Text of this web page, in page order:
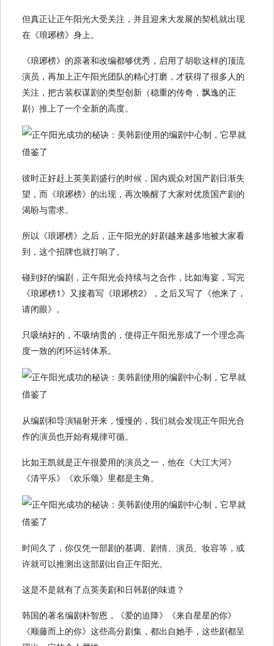
但真正让正午阳光大受关注，并且迎来大发展的契机就出现
在《琅琊榜》身上。
《琅琊榜》的原著和改编都够优秀，启用了胡歌这样的顶流
演员，再加上正午阳光团队的精心打磨，才获得了很多人的
关注，把古装权谋剧的类型创新（稳重的传奇，飘逸的正
剧）推上了一个全新的高度。
彼时正好赶上英美剧盛行的时候，国内观众对国产剧日渐失
望，而《琅琊榜》的出现，再次唤醒了大家对优质国产剧的
渴盼与需求。
所以《琅琊榜》之后，正午阳光的好剧越来越多地被大家看
到，这个招牌也就打响了。
碰到好的编剧，正午阳光会持续与之合作，比如海宴，写完
《琅琊榜1》又接着写《琅琊榜2》，之后又写了《他来了，
请闭眼》。
只吸纳好的，不吸纳贵的，使得正午阳光形成了一个理念高
度一致的闭环运转体系。
从编剧和导演辐射开来，慢慢的，我们就会发现正午阳光合
作的演员也开始有规律可循。
比如王凯就是正午很爱用的演员之一，他在《大江大河》
《清平乐》《欢乐颂》里都是主角。
时间久了，你仅凭一部剧的基调、剧情、演员、妆容等，或
许就可以推测出这部剧出自正午阳光。
这是不是就有了点英美剧和日韩剧的味道？
韩国的著名编剧朴智恩，《爱的迫降》《来自星星的你》
《顺藤而上的你》这些高分剧集，都出自她手，这些剧都呈